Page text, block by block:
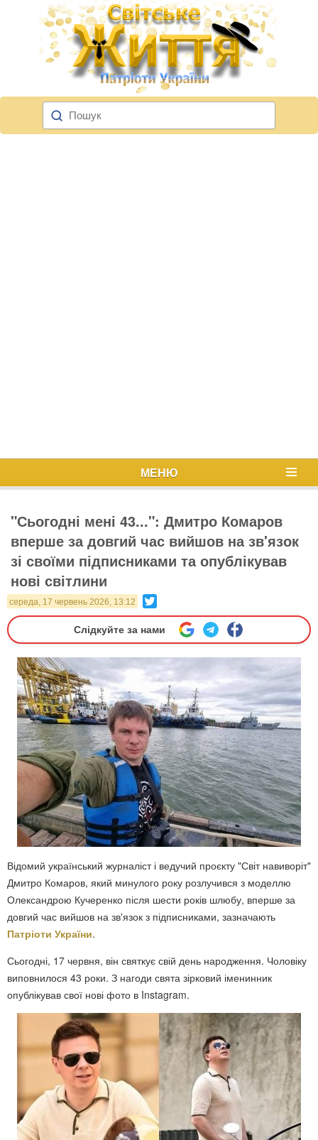
МЕНЮ
"Сьогодні мені 43...": Дмитро Комаров
вперше за довгий час вийшов на зв'язок
зі своїми підписниками та опублікував
нові світлини
середа, 17 червень 2026, 13:12
Слідкуйте за нами
Відомий український журналіст і ведучий проєкту "Світ навиворіт"
Дмитро Комаров, який минулого року розлучився з моделлю
Олександрою Кучеренко після шести років шлюбу, вперше за
довгий час вийшов на зв'язок з підписниками, зазначають
Патріоти України.
Сьогодні, 17 червня, він святкує свій день народження. Чоловіку
виповнилося 43 роки. З нагоди свята зірковий іменинник
опублікував свої нові фото в Instagram.